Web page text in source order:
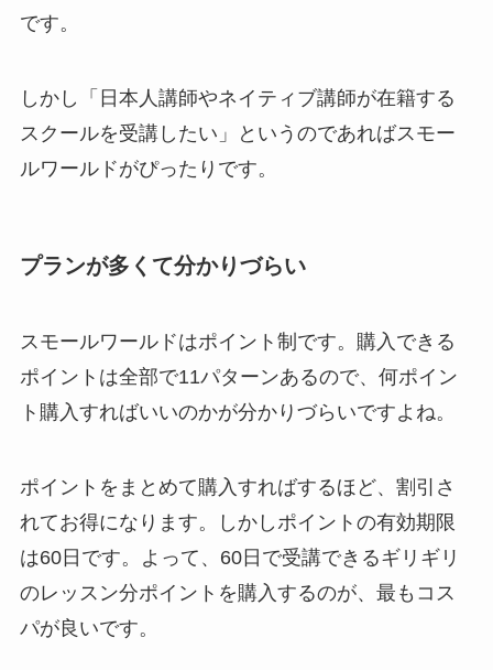
です。
しかし「日本人講師やネイティブ講師が在籍する
スクールを受講したい」というのであればスモー
ルワールドがぴったりです。
プランが多くて分かりづらい
スモールワールドはポイント制です。購入できる
ポイントは全部で11パターンあるので、何ポイン
ト購入すればいいのかが分かりづらいですよね。
ポイントをまとめて購入すればするほど、割引さ
れてお得になります。しかしポイントの有効期限
は60日です。よって、60日で受講できるギリギリ
のレッスン分ポイントを購入するのが、最もコス
パが良いです。